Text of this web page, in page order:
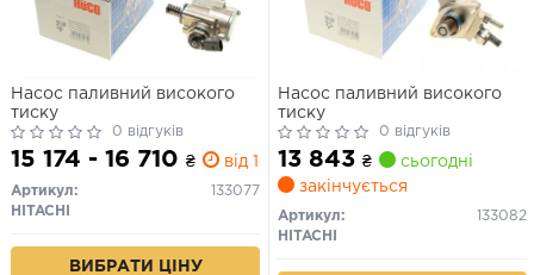
Насос паливний високого
тиску
0 відгуків
15 174 - 16 710 ₴ від 1 дн.
Артикул:
133077
HITACHI
ВИБРАТИ ЦІНУ
Насос паливний високого
тиску
0 відгуків
13 843 ₴
сьогодні
закінчується
Артикул:
133082
HITACHI